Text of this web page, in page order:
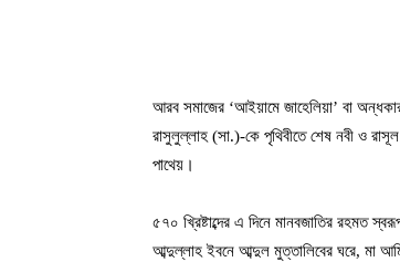
আরব সমাজের ‘আইয়ামে জাহেলিয়া’ বা
রাসুলুল্লাহ (সা.)-কে পৃথিবীতে শেষ নবী ও
পাথেয়।
৫৭০ খ্রিষ্টাব্দের এ দিনে মানবজাতির রহমত
আব্দুল্লাহ ইবনে আব্দুল মুত্তালিবের ঘরে, মা